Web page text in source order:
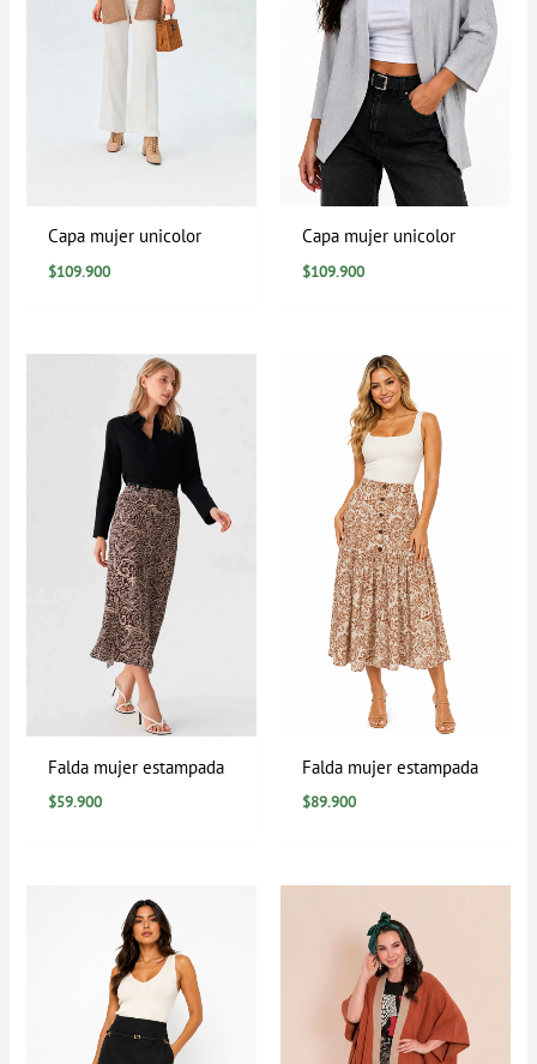
Capa mujer unicolor
$109.900
Capa mujer unicolor
$109.900
Falda mujer estampada
$59.900
Falda mujer estampada
$89.900